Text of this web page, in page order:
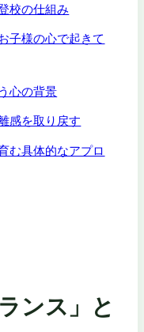
校の仕組み
子様の心で起きて
心の背景
感を取り戻す
む具体的なアプロ
ンス」と